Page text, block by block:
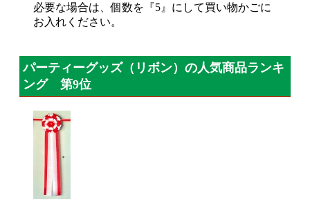
必要な場合は、個数を『5』にして買い物かごに
お入れください。
パーティーグッズ（リボン）の人気商品ランキ
ング 第9位